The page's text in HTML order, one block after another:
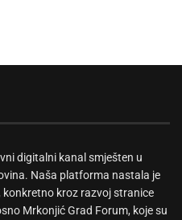
digitalni kanal smješten u
Naša platforma nastala je
kroz razvoj stranice
Mrkonjić Grad Forum, koje su